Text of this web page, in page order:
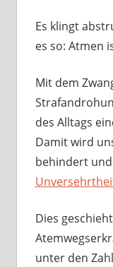
Es klingt
es so: Atmen
Mit dem
des Alltags
Damit wird
behindert
Dies
unter den